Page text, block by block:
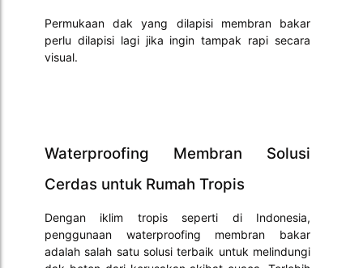
Permukaan dak yang dilapisi membran bakar
perlu dilapisi lagi jika ingin tampak rapi secara
visual.
Waterproofing Membran Solusi
Cerdas untuk Rumah Tropis
Dengan iklim tropis seperti di Indonesia,
penggunaan waterproofing membran bakar
adalah salah satu solusi terbaik untuk melindungi